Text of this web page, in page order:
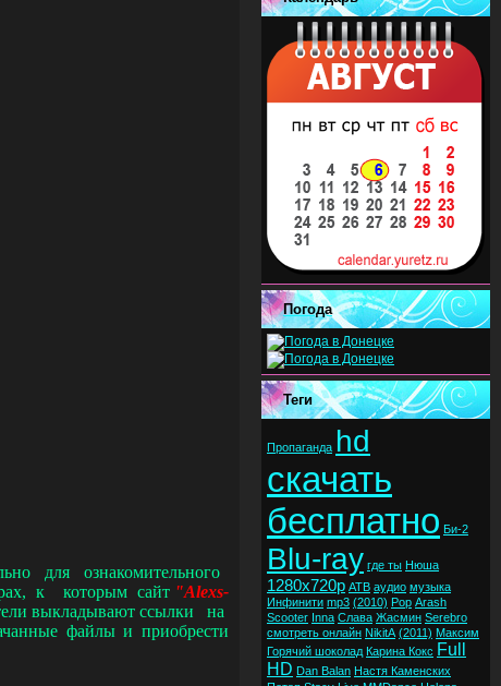
для ознакомительного
к которым сайт "Alexs-
выкладывают ссылки на
файлы и приобрести
Погода
Теги
Пропаганда hd
скачать
бесплатно Би-2
Blu-ray где ты Нюша
1280x720p ATB аудио музыка
Инфинити mp3 (2010) Pop Arash
Scooter Inna Слава Жасмин Serebro
смотреть онлайн NikitA (2011) Максим
Горячий шоколад Карина Кокс Full
HD Dan Balan Настя Каменских